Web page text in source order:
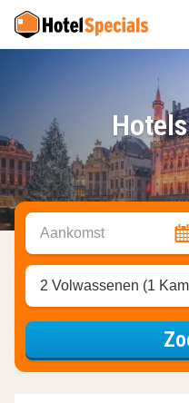
Aankomst
2 Volwassenen (1